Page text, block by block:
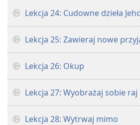
Lekcja 24: Cudowne dzieła
Lekcja 25: Zawieraj nowe
Lekcja 26: Okup
Lekcja 27: Wyobrażaj sobie raj
Lekcja 28: Wytrwaj mimo